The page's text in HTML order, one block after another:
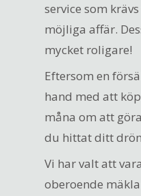
service som
möjliga affär.
mycket roligare!
Eftersom en
hand med att
måna om att
du hittat ditt
Vi har valt att
oberoende